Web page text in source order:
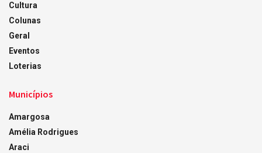
Cultura
Colunas
Geral
Eventos
Loterias
Municípios
Amargosa
Amélia Rodrigues
Araci